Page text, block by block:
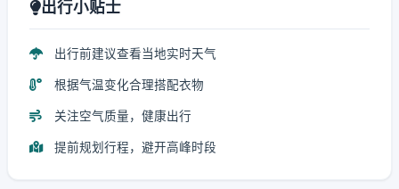
出行小贴士
出行前建议查看当地实时天气
根据气温变化合理搭配衣物
关注空气质量，健康出行
提前规划行程，避开高峰时段